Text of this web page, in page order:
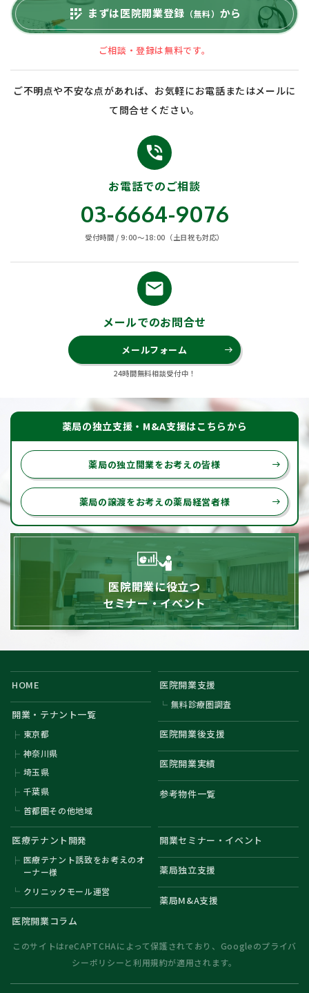
app_registration まずは医院開業登録 （無料） から
ご相談・登録は無料です。
ご不明点や不安な点があれば、お気軽にお電話またはメールに
て問合せください。
phone_in_talk
お電話でのご相談
03-6664-9076
受付時間 / 9:00〜18:00（土日祝も対応）
email
メールでのお問合せ
メールフォーム east
24時間無料相談受付中！
薬局の独立支援・M&A支援はこちらから
薬局の独立開業をお考えの皆様 east
薬局の譲渡をお考えの薬局経営者様 east
医院開業に役立つ
セミナー・イベント
HOME
開業・テナント一覧
東京都
神奈川県
埼玉県
千葉県
首都圏その他地域
医院開業支援
無料診療圏調査
医院開業後支援
医院開業実績
参考物件一覧
医療テナント開発
医療テナント誘致をお考えのオ
ーナー様
クリニックモール運営
医院開業コラム
開業セミナー・イベント
薬局独立支援
薬局M&A支援
このサイトはreCAPTCHAによって保護されており、Googleのプライバ
シーポリシーと利用規約が適用されます。